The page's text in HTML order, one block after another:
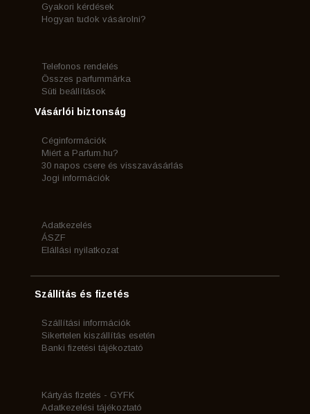
Gyakori kérdések
Hogyan tudok vásárolni?
Telefonos rendelés
Összes parfummárka
Süti beállítások
Vásárlói biztonság
Céginformációk
Miért a Parfum.hu?
30 napos csere és visszavásárlás
Jogi információk
Adatkezelés
ÁSZF
Elállási nyilatkozat
Szállítás és fizetés
Szállítási információk
Sikertelen kiszállítás esetén
Banki fizetési tájékoztató
Kártyás fizetés - GYFK
Adatkezelési tájékoztató